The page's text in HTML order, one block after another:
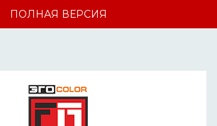
ПОЛНАЯ ВЕРСИЯ